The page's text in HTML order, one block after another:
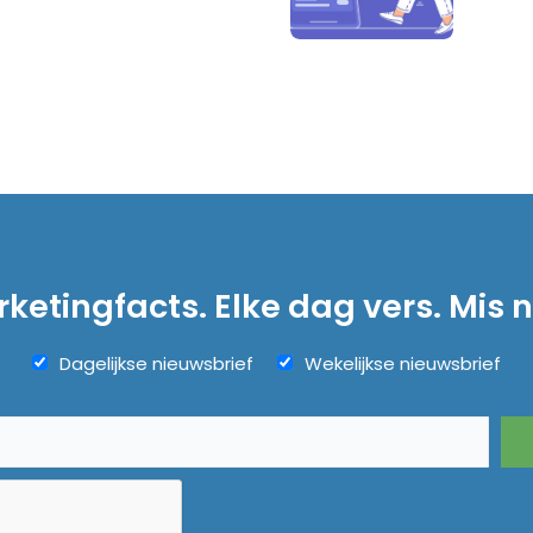
Elke dag vers. Mis
Dagelijkse nieuwsbrief Wekelijkse nieuwsbrief